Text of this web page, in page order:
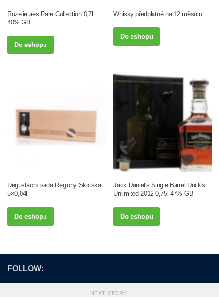
Rozelieures Rare Collection 0,7l
40% GB
Do eshopu
Whisky předplatné na 12 měsíců
Do eshopu
Degustační sada Regiony Skotska
5×0,04l
Do eshopu
Jack Daniel's Single Barrel Duck's
Unlimited 2012 0,75l 47% GB
Do eshopu
FOLLOW:
NEXT STORY